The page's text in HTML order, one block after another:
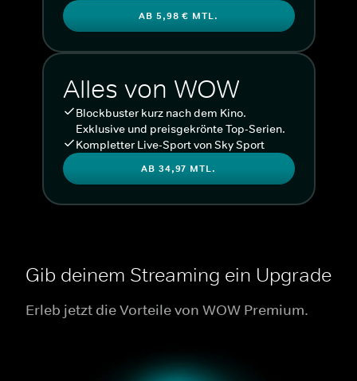
AB 5,98 € MTL.
Alles von WOW
Blockbuster kurz nach dem Kino.
Exklusive und preisgekrönte Top-Serien.
Kompletter Live-Sport von Sky Sport
AB 34,97 MTL.
Gib deinem Streaming ein Upgrade
Erleb jetzt die Vorteile von WOW Premium.